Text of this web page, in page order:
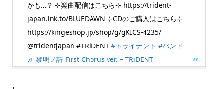
かも…？ ⊹楽曲配信はこちら⊹ https://trident-
japan.lnk.to/BLUEDAWN ⊹CDのご購入はこちら⊹
https://kingeshop.jp/shop/g/gKICS-4235/
@tridentjapan #TRiDENT #トライデント #バンド
♬ 黎明ノ詩 First Chorus ver. – TRiDENT